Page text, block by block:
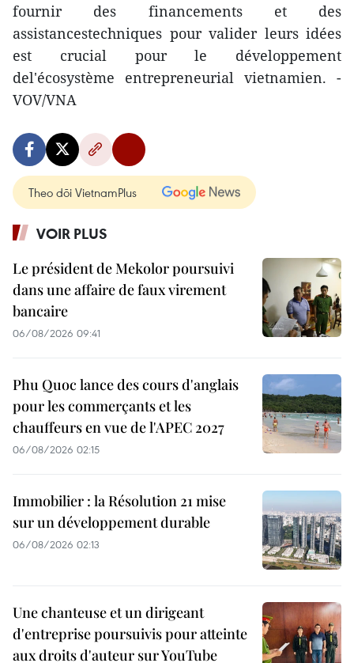
fournir des financements et des
assistancestechniques pour valider leurs idées
est crucial pour le développement
del'écosystème entrepreneurial vietnamien. -
VOV/VNA
Theo dõi VietnamPlus
VOIR PLUS
Le président de Mekolor poursuivi
dans une affaire de faux virement
bancaire
06/08/2026 09:41
Phu Quoc lance des cours d'anglais
pour les commerçants et les
chauffeurs en vue de l'APEC 2027
06/08/2026 02:15
Immobilier : la Résolution 21 mise
sur un développement durable
06/08/2026 02:13
Une chanteuse et un dirigeant
d'entreprise poursuivis pour atteinte
aux droits d'auteur sur YouTube